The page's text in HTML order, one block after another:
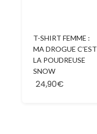
T-SHIRT FEMME :
MA DROGUE C’EST
LA POUDREUSE
SNOW
24,90€